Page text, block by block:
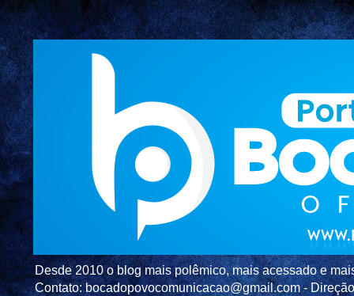
Desde 2010 o blog mais polêmico, mais acessado e
Contato: bocadopovocomunicacao@gmail.com -